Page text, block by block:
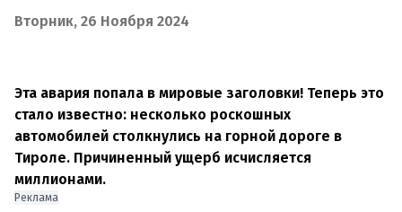
Вторник, 26 Ноября 2024
Эта авария попала в мировые заголовки! Теперь это
стало известно: несколько роскошных
автомобилей столкнулись на горной дороге в
Тироле. Причиненный ущерб исчисляется
миллионами.
Реклама